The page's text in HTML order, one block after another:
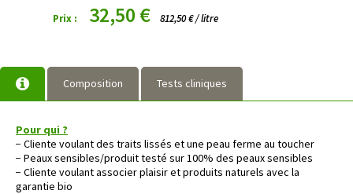
Prix : 32,50 € 812,50 € / litre
Composition Tests cliniques
Pour qui ?
− Cliente voulant des traits lissés et une peau ferme au toucher
− Peaux sensibles/produit testé sur 100% des peaux sensibles
− Cliente voulant associer plaisir et produits naturels avec la
garantie bio